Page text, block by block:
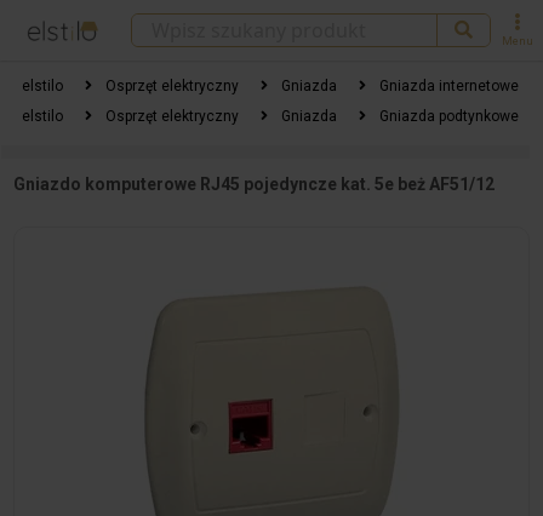
Menu
elstilo Osprzęt elektryczny Gniazda
Gniazda internetowe
elstilo
Osprzęt elektryczny Gniazda Gniazda podtynkowe
Gniazdo komputerowe RJ45 pojedyncze kat. 5e beż AF51/12